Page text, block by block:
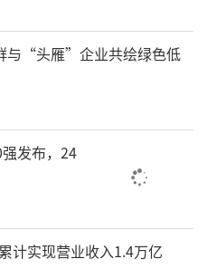
1家中心医院
服务中心
服务点
与“头雁”企业共绘绿色低
发布，24
计实现营业收入1.4万亿